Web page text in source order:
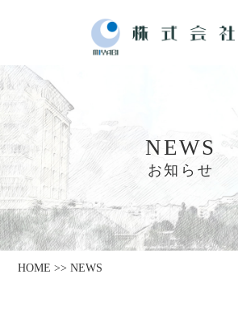
NEWS
お知らせ
HOME >> NEWS